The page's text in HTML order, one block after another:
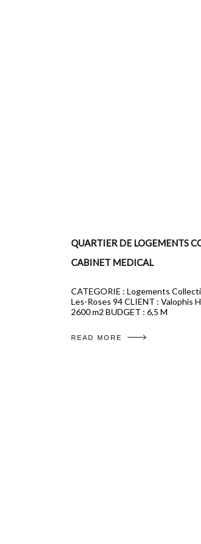
QUARTIER DE LOGEMENTS
CABINET MEDICAL
CATEGORIE : Logements
Les-Roses 94 CLIENT : Valophis
2600 m2 BUDGET : 6,5 M
READ MORE